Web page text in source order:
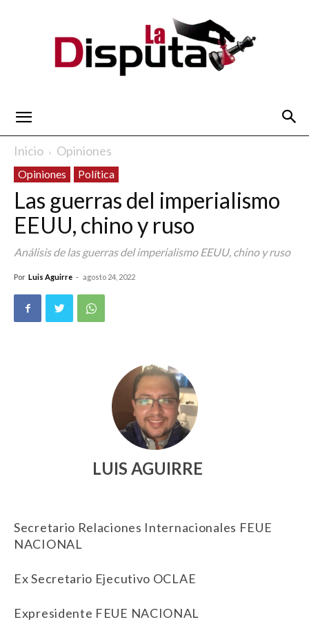
Disputa
Inicio Opiniones
Opiniones Política
Las guerras del imperialismo
EEUU, chino y ruso
Análisis de las guerras del imperialismo EEUU, chino y ruso
Por Luis Aguirre - agosto 24, 2022
LUIS AGUIRRE
Secretario Relaciones Internacionales FEUE
NACIONAL
Ex Secretario Ejecutivo OCLAE
Expresidente FEUE NACIONAL